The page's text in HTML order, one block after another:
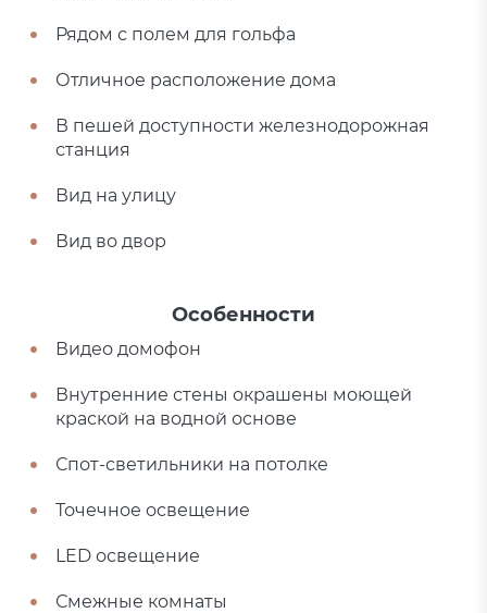
Рядом с полем для гольфа
Отличное расположение дома
В пешей доступности железнодорожная
станция
Вид на улицу
Вид во двор
Особенности
Видео домофон
Внутренние стены окрашены моющей
краской на водной основе
Спот-светильники на потолке
Точечное освещение
LED освещение
Смежные комнаты